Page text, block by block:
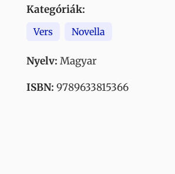
Kategóriák:
Vers Novella
Nyelv: Magyar
ISBN: 9789633815366